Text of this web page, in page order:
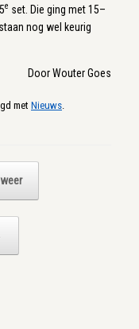
e set. Die ging met 15–
nog wel keurig
Door Wouter Goes
met Nieuws